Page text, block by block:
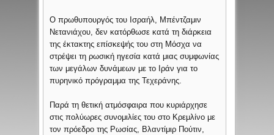
Ο πρωθυπουργός του Ισραήλ, Μπέντζαμιν
Νετανιάχου, δεν κατόρθωσε κατά τη διάρκεια
της έκτακτης επίσκεψής του στη Μόσχα να
στρέψει τη ρωσική ηγεσία κατά μιας συμφωνίας
των μεγάλων δυνάμεων με το Ιράν για το
πυρηνικό πρόγραμμα της Τεχεράνης.
Παρά τη θετική ατμόσφαιρα που κυριάρχησε
στις πολύωρες συνομιλίες του στο Κρεμλίνο με
τον πρόεδρο της Ρωσίας, Βλαντίμιρ Πούτιν,